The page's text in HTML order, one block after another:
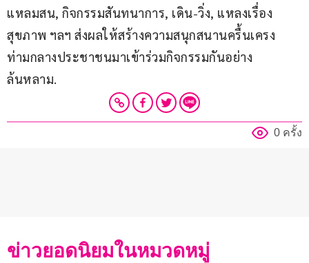
แหลมสน, กิจกรรมสันทนาการ, เดิน-วิ่ง, แหลงเรื่อง
สุขภาพ ฯลฯ ส่งผลให้สร้างความสนุกสนานครื้นเครง
ท่ามกลางประชาชนมาเข้าร่วมกิจกรรมกันอย่าง
ล้นหลาม.
0 ครั้ง
ข่าวยอดนิยมในหมวดหมู่